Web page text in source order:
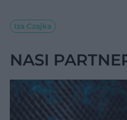
Iza Czajka
NASI